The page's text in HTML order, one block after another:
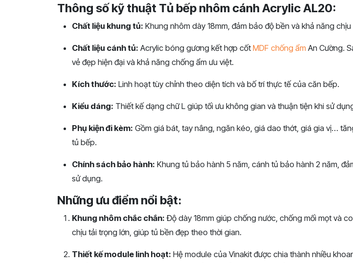
Thông số kỹ thuật Tủ bếp nhôm cánh Acrylic AL20:
Chất liệu khung tủ: Khung nhôm dày 18mm, đảm bảo độ bền và khả năng chịu
Chất liệu cánh tủ: Acrylic bóng gương kết hợp cốt MDF chống ẩm An Cường.
vẻ đẹp hiện đại và khả năng chống ẩm ưu việt.
Kích thước: Linh hoạt tùy chỉnh theo diện tích và bố trí thực tế của căn bếp.
Kiểu dáng: Thiết kế dạng chữ L giúp tối ưu không gian và thuận tiện khi sử
Phụ kiện đi kèm: Gồm giá bát, tay nâng, ngăn kéo, giá dao thớt, giá gia vị…
tủ bếp.
Chính sách bảo hành: Khung tủ bảo hành 5 năm, cánh tủ bảo hành 2 năm,
sử dụng.
Những ưu điểm nổi bật:
Khung nhôm chắc chắn: Độ dày 18mm giúp chống nước, chống mối mọt và
chịu tải trọng lớn, giúp tủ bền đẹp theo thời gian.
Thiết kế module linh hoạt: Hệ module của Vinakit được chia thành nhiều